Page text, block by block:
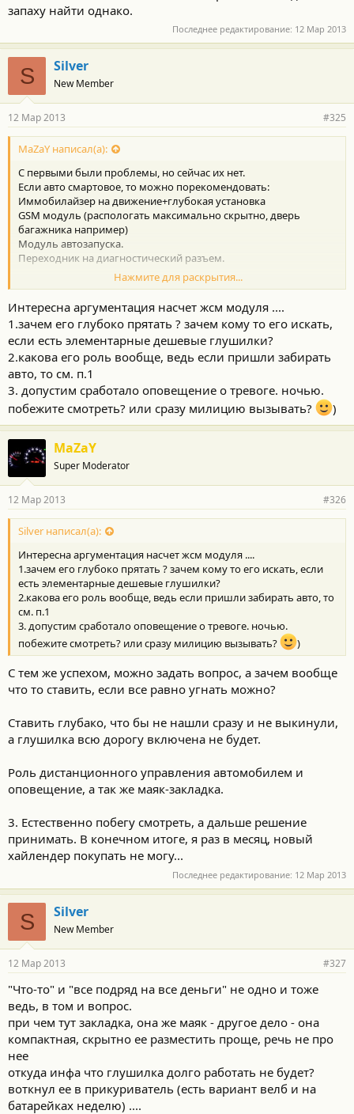
запаху найти однако.
Последнее редактирование: 12 Мар 2013
S Silver
New Member
12 Мар 2013 #325
MaZaY написал(а):
C первыми были проблемы, но сейчас их нет.
Если авто смартовое, то можно порекомендовать:
Иммобилайзер на движение+глубокая установка
GSM модуль (распологать максимально скрытно, дверь
багажника например)
Модуль автозапуска.
Переходник на диагностический разъем.
В итоге:
Оповещение о вторжении
Запуск двигателя с телефона.
В дополнение можно сделать доп блокировку от
иммо+дистанционную блокировку с GSM модуля.
Нажмите для раскрытия...
Интересна аргументация насчет жсм модуля ....
1.зачем его глубоко прятать ? зачем кому то его искать,
если есть элементарные дешевые глушилки?
2.какова его роль вообще, ведь если пришли забирать
авто, то см. п.1
3. допустим сработало оповещение о тревоге. ночью.
побежите смотреть? или сразу милицию вызывать?
)
MaZaY
Super Moderator
12 Мар 2013 #326
Silver написал(а):
Интересна аргументация насчет жсм модуля ....
1.зачем его глубоко прятать ? зачем кому то его искать, если
есть элементарные дешевые глушилки?
2.какова его роль вообще, ведь если пришли забирать авто, то
см. п.1
3. допустим сработало оповещение о тревоге. ночью.
побежите смотреть? или сразу милицию вызывать?
)
С тем же успехом, можно задать вопрос, а зачем вообще
что то ставить, если все равно угнать можно?
Ставить глубако, что бы не нашли сразу и не выкинули,
а глушилка всю дорогу включена не будет.
Роль дистанционного управления автомобилем и
оповещение, а так же маяк-закладка.
3. Естественно побегу смотреть, а дальше решение
принимать. В конечном итоге, я раз в месяц, новый
хайлендер покупать не могу...
Последнее редактирование: 12 Мар 2013
S Silver
New Member
12 Мар 2013 #327
"Что-то" и "все подряд на все деньги" не одно и тоже
ведь, в том и вопрос.
при чем тут закладка, она же маяк - другое дело - она
компактная, скрытно ее разместить проще, речь не про
нее
откуда инфа что глушилка долго работать не будет?
воткнул ее в прикуриватель (есть вариант велб и на
батарейках неделю) ....